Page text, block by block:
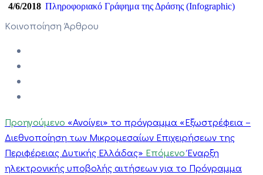
4/6/2018 Πληροφοριακό Γράφημα της Δράσης (Infographic)
Κοινοποίηση Άρθρου
Προηγούμενο «Ανοίγει» το πρόγραμμα «Εξωστρέφεια –
Διεθνοποίηση των Μικρομεσαίων Επιχειρήσεων της
Περιφέρειας Δυτικής Ελλάδας» Επόμενο Έναρξη
ηλεκτρονικής υποβολής αιτήσεων για το Πρόγραμμα